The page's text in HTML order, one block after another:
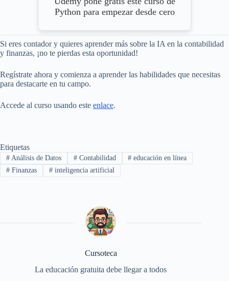
Python para empezar desde cero
Si eres contador y quieres aprender más sobre la IA en la contabilidad
y finanzas, ¡no te pierdas esta oportunidad!
Regístrate ahora y comienza a aprender las habilidades que necesitas
para destacarte en tu campo.
Accede al curso usando este enlace.
Etiquetas
#Análisis de Datos #Contabilidad # educación en línea
#Finanzas #inteligencia artificial
Cursoteca
La educación gratuita debe llegar a todos